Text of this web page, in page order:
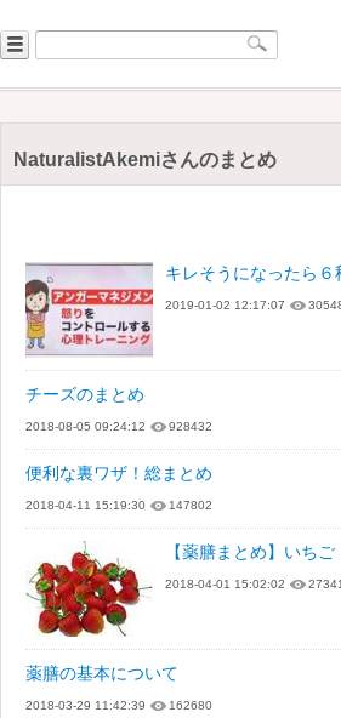
NaturalistAkemiさんのまとめ
キレそうになったら
2019-01-02 12:17:07
チーズのまとめ
2018-08-05 09:24:12 928432
便利な裏ワザ！総まとめ
2018-04-11 15:19:30 147802
【薬膳まとめ】いちご
2018-04-01 15:02:02 27341
薬膳の基本について
2018-03-29 11:42:39 162680